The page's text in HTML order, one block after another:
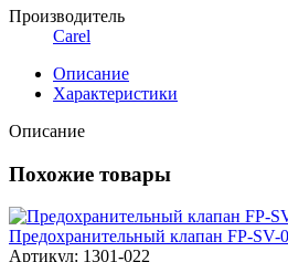
Производитель
Carel
Описание
Характеристики
Описание
Похожие товары
Предохранительный клапан FP-SV-
Артикул: 1301-022